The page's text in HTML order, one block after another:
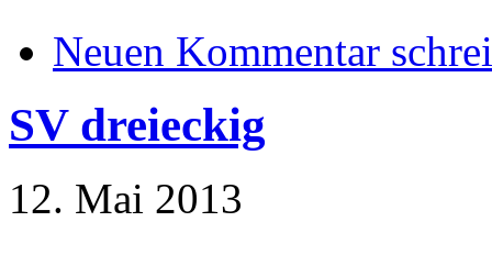
Neuen Kommentar
SV dreieckig
12. Mai 2013